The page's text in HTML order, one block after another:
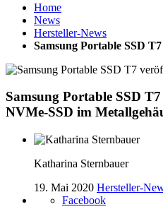
Home
News
Hersteller-News
Samsung Portable SSD
Samsung Portable SSD
NVMe-SSD im
Katharina Sternbauer
19. Mai 2020 Hersteller-
Facebook